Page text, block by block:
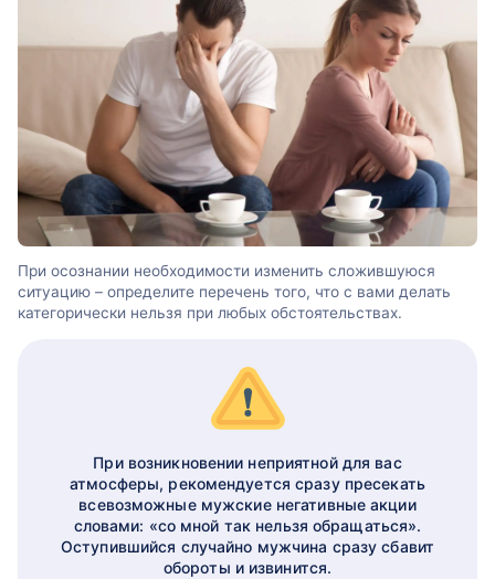
При осознании необходимости изменить сложившуюся
ситуацию – определите перечень того, что с вами делать
категорически нельзя при любых обстоятельствах.
При возникновении неприятной для вас
атмосферы, рекомендуется сразу пресекать
всевозможные мужские негативные акции
словами: «со мной так нельзя обращаться».
Оступившийся случайно мужчина сразу сбавит
обороты и извинится.